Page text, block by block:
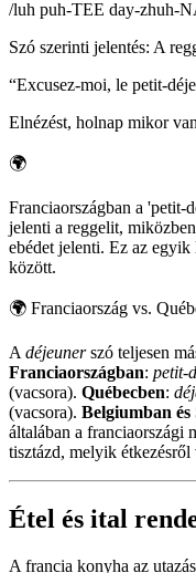
/luh puh-TEE day-zhuh-
Szó szerinti jelentés: A
“Excusez-moi, le petit-
Elnézést, holnap mikor
🌍
Franciaországban a 'petit-
jelenti a reggelit,
ebédet jelenti. Ez az
között.
🌍 Franciaország vs.
A déjeunerszó teljesen
Franciaországban: petit-
(vacsora). Québecben:
(vacsora). Belgiumban és
általában a franciaországi
tisztázd, melyik étkezésről
Étel és ital
A francia konyha az